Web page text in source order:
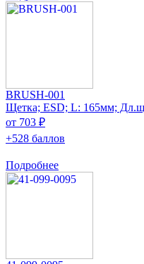
BRUSH-001
Щетка; ESD; L: 165мм;
от 703 ₽
+528 баллов
Подробнее